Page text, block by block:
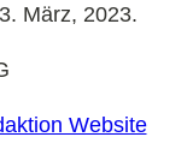
März, 2023.
Website